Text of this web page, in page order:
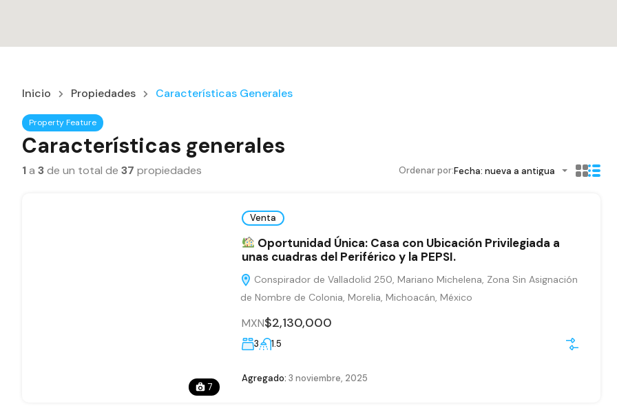
Inicio Propiedades Características Generales
Property Feature
Características generales
1a 3de un total de 37 propiedades Ordenar por:Fecha: nueva a antigua
7
Venta
Oportunidad Única: Casa con Ubicación Privilegiada a
unas cuadras del Periférico y la PEPSI.
Conspirador de Valladolid 250, Mariano Michelena, Zona Sin Asignación
de Nombre de Colonia, Morelia, Michoacán, México
MXN$2,130,000
3 1.5
Agregado: 3 noviembre, 2025